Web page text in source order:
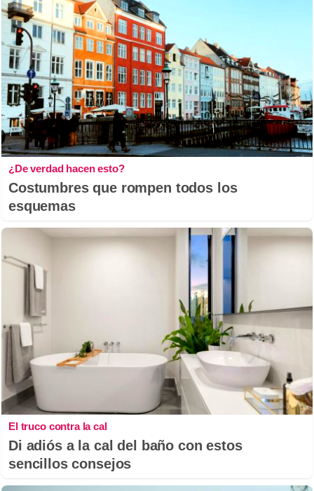
¿De verdad hacen esto?
Costumbres que rompen todos los
esquemas
El truco contra la cal
Di adiós a la cal del baño con estos
sencillos consejos